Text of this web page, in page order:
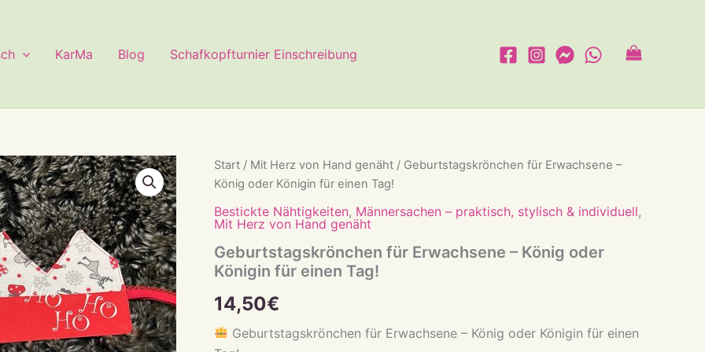
KarMa Blog Schafkopfturnier Einschreibung
Start / Mit Herz von Hand genäht / Geburtstagskrönchen für Erwachsene –
König oder Königin für einen Tag!
Bestickte Nähtigkeiten, Männersachen – praktisch, stylisch & individuell,
Mit Herz von Hand genäht
Geburtstagskrönchen für Erwachsene – König oder
Königin für einen Tag!
14,50€
Geburtstagskrönchen für Erwachsene – König oder Königin für einen